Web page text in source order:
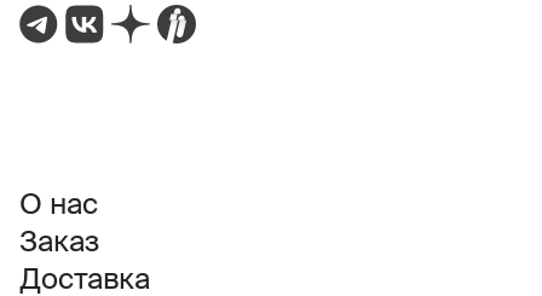
О нас
Заказ
Доставка